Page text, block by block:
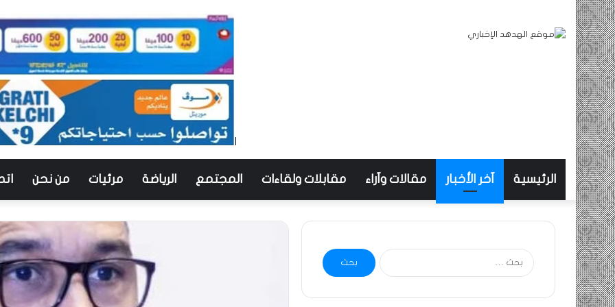
الرئيسية آخر الأخبار مقالات وآراء مقابلات ولقاءات المجتمع الرياضة مرئيات من نحن
البحث
عن: